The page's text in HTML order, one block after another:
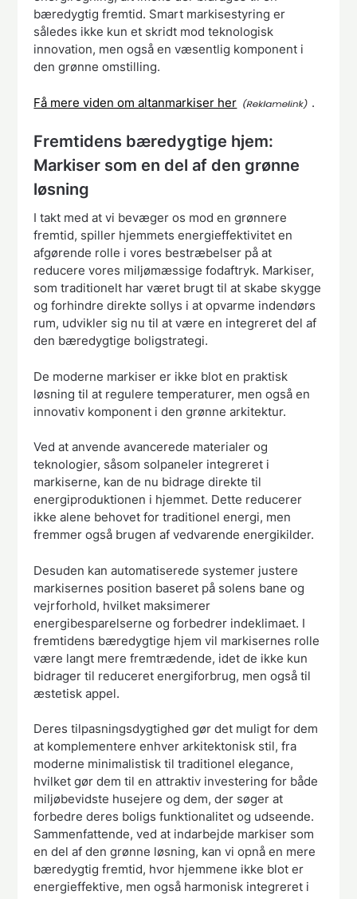
bæredygtig fremtid. Smart markisestyring er
således ikke kun et skridt mod teknologisk
innovation, men også en væsentlig komponent i
den grønne omstilling.
Få mere viden om altanmarkiser her .
Fremtidens bæredygtige hjem:
Markiser som en del af den grønne
løsning
I takt med at vi bevæger os mod en grønnere
fremtid, spiller hjemmets energieffektivitet en
afgørende rolle i vores bestræbelser på at
reducere vores miljømæssige fodaftryk. Markiser,
som traditionelt har været brugt til at skabe skygge
og forhindre direkte sollys i at opvarme indendørs
rum, udvikler sig nu til at være en integreret del af
den bæredygtige boligstrategi.
De moderne markiser er ikke blot en praktisk
løsning til at regulere temperaturer, men også en
innovativ komponent i den grønne arkitektur.
Ved at anvende avancerede materialer og
teknologier, såsom solpaneler integreret i
markiserne, kan de nu bidrage direkte til
energiproduktionen i hjemmet. Dette reducerer
ikke alene behovet for traditionel energi, men
fremmer også brugen af vedvarende energikilder.
Desuden kan automatiserede systemer justere
markisernes position baseret på solens bane og
vejrforhold, hvilket maksimerer
energibesparelserne og forbedrer indeklimaet. I
fremtidens bæredygtige hjem vil markisernes rolle
være langt mere fremtrædende, idet de ikke kun
bidrager til reduceret energiforbrug, men også til
æstetisk appel.
Deres tilpasningsdygtighed gør det muligt for dem
at komplementere enhver arkitektonisk stil, fra
moderne minimalistisk til traditionel elegance,
hvilket gør dem til en attraktiv investering for både
miljøbevidste husejere og dem, der søger at
forbedre deres boligs funktionalitet og udseende.
Sammenfattende, ved at indarbejde markiser som
en del af den grønne løsning, kan vi opnå en mere
bæredygtig fremtid, hvor hjemmene ikke blot er
energieffektive, men også harmonisk integreret i